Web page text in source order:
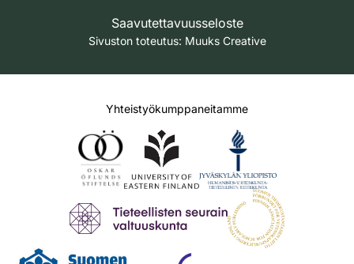
Saavutettavuusseloste
Sivuston toteutus: Muuks Creative
Yhteistyökumppaneitamme